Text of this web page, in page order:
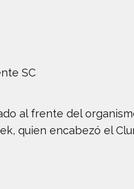
SC
al frente del
quien encabezó el